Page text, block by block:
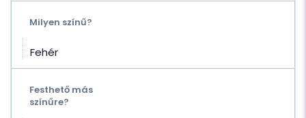
Milyen színű?
Fehér
Festhető más
színűre?